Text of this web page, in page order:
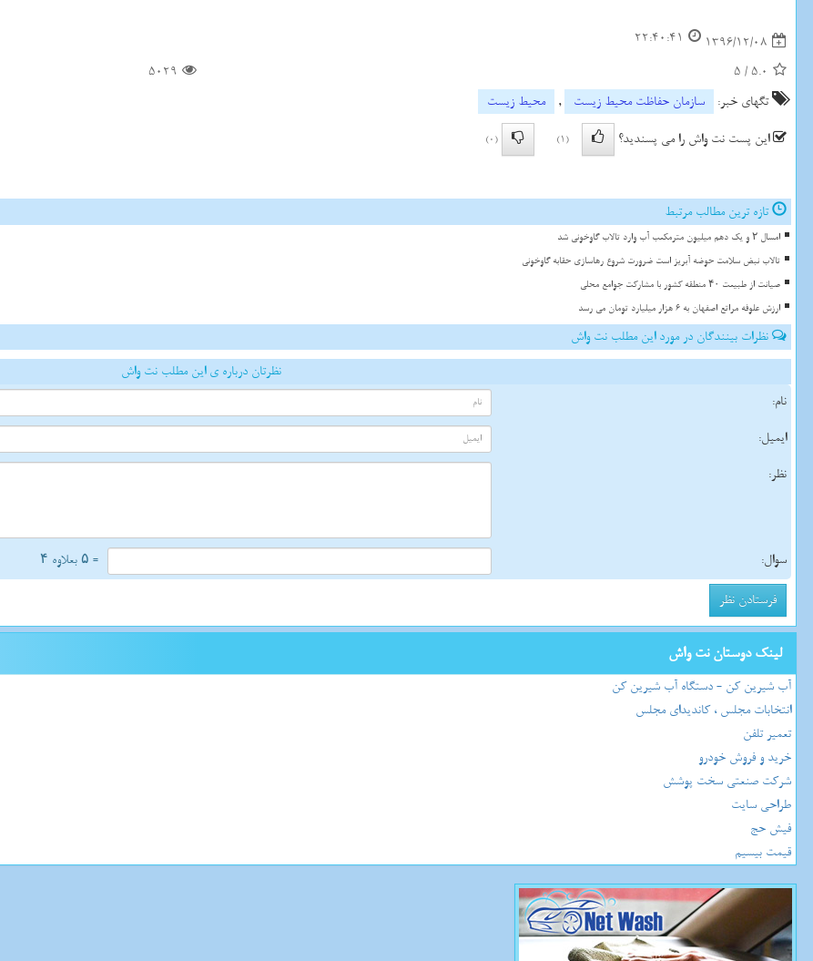
1396/12/08
22:40:41
5.0
/
5
5029
تگهای خبر:
سازمان حفاظت محیط زیست ,
محیط زیست
این پست نت واش را می پسندید؟
(1)
(0)
تازه ترین مطالب مرتبط
امسال ۲ و یک دهم میلیون مترمکعب آب وارد تالاب گاوخونی شد
تالاب نبض سلامت حوضه آبریز است ضرورت شروع رهاسازی حقابه گاوخونی
صیانت از طبیعت ۴۰ منطقه کشور با مشارکت جوامع محلی
ارزش علوفه مراتع اصفهان به 6 هزار میلیارد تومان می رسد
نظرات بینندگان در مورد این مطلب نت واش
نظرتان درباره ی این مطلب نت واش
نام:
ایمیل:
نظر:
سوال: = ۵ بعلاوه ۴
لینک دوستان نت واش
آب شیرین کن - دستگاه آب شیرین کن
انتخابات مجلس ، کاندیدای مجلس
تعمیر تلفن
خرید و فروش خودرو
شرکت صنعتی سخت پوشش
طراحی سایت
فیش حج
قیمت بیسیم